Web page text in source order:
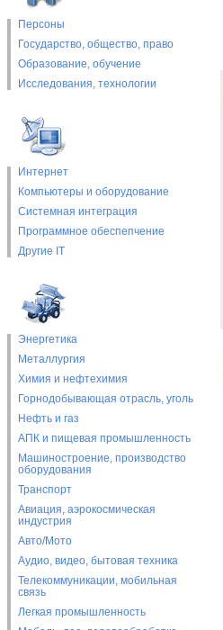
Персоны
Государство, общество, право
Образование, обучение
Исследования, технологии
Интернет
Компьютеры и оборудование
Системная интеграция
Программное обеспепчение
Другие IT
Энергетика
Металлургия
Химия и нефтехимия
Горнодобывающая отрасль, уголь
Нефть и газ
АПК и пищевая промышленность
Машиностроение, производство
оборудования
Транспорт
Авиация, аэрокосмическая
индустрия
Авто/Мото
Аудио, видео, бытовая техника
Телекоммуникации, мобильная
связь
Легкая промышленность